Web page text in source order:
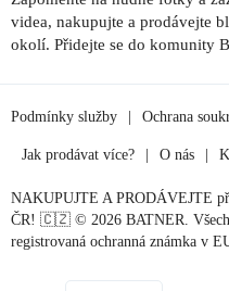
videa, nakupujte a prodávejte
okolí. Přidejte se do komunity
Podmínky služby Ochrana
Jak prodávat více? O nás
NAKUPUJTE A PRODÁVEJTE
ČR! 🇨🇿 © 2026 BATNER.
registrovaná ochranná známka v